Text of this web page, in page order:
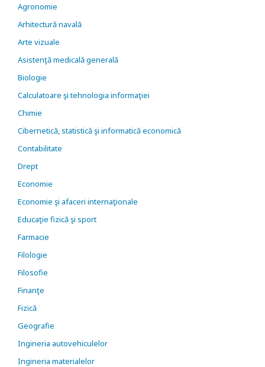
Agronomie
Arhitectură navală
Arte vizuale
Asistenţă medicală generală
Biologie
Calculatoare şi tehnologia informaţiei
Chimie
Cibernetică, statistică şi informatică economică
Contabilitate
Drept
Economie
Economie şi afaceri internaţionale
Educaţie fizică şi sport
Farmacie
Filologie
Filosofie
Finanţe
Fizică
Geografie
Ingineria autovehiculelor
Ingineria materialelor